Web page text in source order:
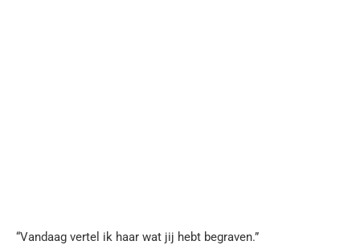
“Vandaag vertel ik haar wat jij hebt begraven.”